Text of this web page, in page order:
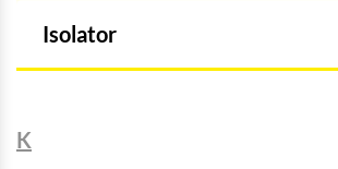
Isolator
K